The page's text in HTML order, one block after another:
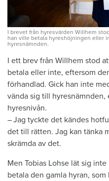
I brevet från hyresvärden Willhem
han ville betala hyreshöjningen eller
hyresnämnden.
I ett brev från Willhem stod
betala eller inte, eftersom
förhandlad. Gick han inte
vända sig till hyresnämnden,
hyresnivån.
– Jag tyckte det kändes
det till rätten. Jag kan tänka
skrämda av det.
Men Tobias Lohse lät sig
betala den gamla hyran,